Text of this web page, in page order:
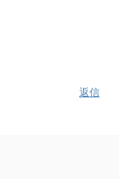
返信